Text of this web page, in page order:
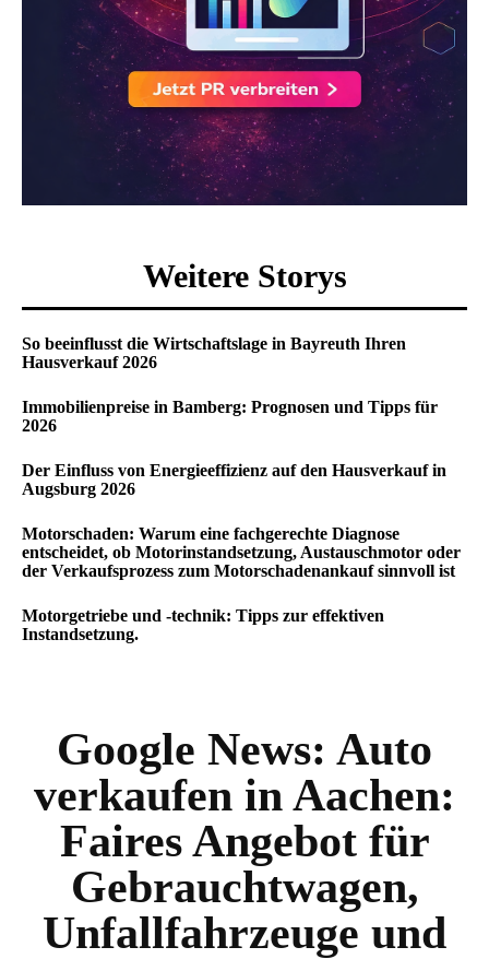
Weitere Storys
So beeinflusst die Wirtschaftslage in Bayreuth Ihren
Hausverkauf 2026
Immobilienpreise in Bamberg: Prognosen und Tipps für
2026
Der Einfluss von Energieeffizienz auf den Hausverkauf in
Augsburg 2026
Motorschaden: Warum eine fachgerechte Diagnose
entscheidet, ob Motorinstandsetzung, Austauschmotor oder
der Verkaufsprozess zum Motorschadenankauf sinnvoll ist
Motorgetriebe und -technik: Tipps zur effektiven
Instandsetzung.
Google News: Auto
verkaufen in Aachen:
Faires Angebot für
Gebrauchtwagen,
Unfallfahrzeuge und